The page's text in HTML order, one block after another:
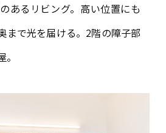
あるリビング。高い位置にも
まで光を届ける。2階の障子部